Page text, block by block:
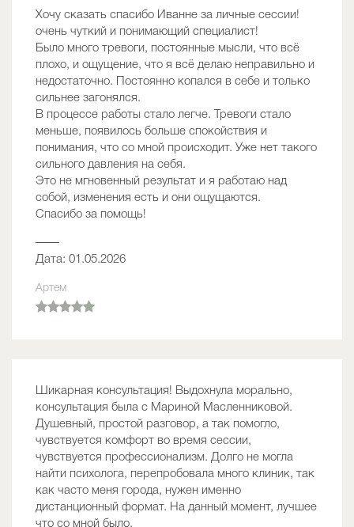
Хочу сказать спасибо Иванне за личные сессии!
очень чуткий и понимающий специалист!
Было много тревоги, постоянные мысли, что всё
плохо, и ощущение, что я всё делаю неправильно и
недостаточно. Постоянно копался в себе и только
сильнее загонялся.
В процессе работы стало легче. Тревоги стало
меньше, появилось больше спокойствия и
понимания, что со мной происходит. Уже нет такого
сильного давления на себя.
Это не мгновенный результат и я работаю над
собой, изменения есть и они ощущаются.
Спасибо за помощь!
——
Дата: 01.05.2026
Артем
Шикарная консультация! Выдохнула морально,
консультация была с Мариной Масленниковой.
Душевный, простой разговор, а так помогло,
чувствуется комфорт во время сессии,
чувствуется профессионализм. Долго не могла
найти психолога, перепробовала много клиник, так
как часто меня города, нужен именно
дистанционный формат. На данный момент, лучшее
что со мной было.